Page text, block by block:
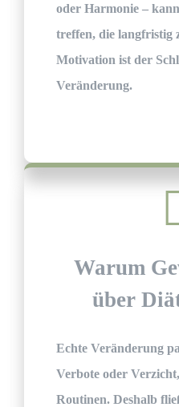
oder Harmonie –
treffen, die langfristig
Motivation ist der
Veränderung.
Warum
über
Echte Veränderung
Verbote oder
Routinen. Deshalb